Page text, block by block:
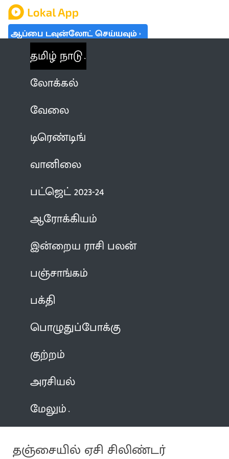
ஆப்பை டவுன்லோட் செய்யவும்
தமிழ் நாடு
லோக்கல்
வேலை
டிரெண்டிங்
வானிலை
பட்ஜெட் 2023-24
ஆரோக்கியம்
இன்றைய ராசி பலன்
பஞ்சாங்கம்
பக்தி
பொழுதுப்போக்கு
குற்றம்
அரசியல்
மேலும்
தஞ்சையில் ஏசி சிலிண்டர்